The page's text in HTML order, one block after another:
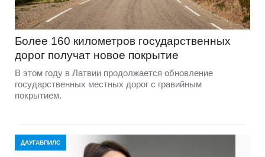
Более 160 километров государственных
дорог получат новое покрытие
В этом году в Латвии продолжается обновление
государственных местных дорог с гравийным
покрытием.
ДАУГАВПИЛС